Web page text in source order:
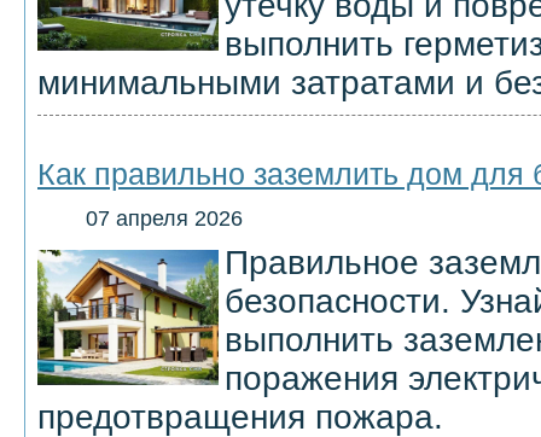
выполнить
минимальными затратами и
Как правильно заземлить дом для
07 апреля 2026
Правильное
безопасности.
выполнить
поражения
предотвращения пожара.